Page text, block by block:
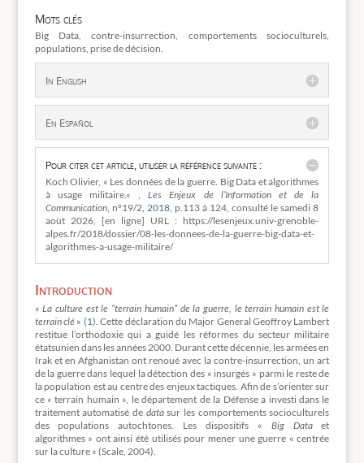
Mots clés
Big Data, contre-insurrection, comportements socioculturels,
populations, prise de décision.
In English
En Español
Pour citer cet article, utiliser la référence suivante :
Koch Olivier, « Les données de la guerre. Big Data et algorithmes
à usage militaire.« ,Les Enjeux de l’Information et de la
Communication, n°19/2, 2018, p.113 à 124, consulté lesamedi 8
aoùt 2026, [en ligne] URL : https://lesenjeux.univ-grenoble-
alpes.fr/2018/dossier/08-les-donnees-de-la-guerre-big-data-et-
algorithmes-a-usage-militaire/
Introduction
«La culture est le “terrain humain” de la guerre, le terrain humain est le
terrain clé» (1). Cette déclaration du Major General Geoffroy Lambert
restitue l’orthodoxie qui a guidé les réformes du secteur militaire
étatsunien dans les années 2000. Durant cette décennie, les armées en
Irak et en Afghanistan ont renoué avec la contre-insurrection, un art
de la guerre dans lequel la détection des « insurgés » parmi le reste de
la population est au centre des enjeux tactiques. Afin de s’orienter sur
ce « terrain humain », le département de la Défense a investi dans le
traitement automatisé de datasur les comportements socioculturels
des populations autochtones. Les dispositifs « Big Dataet
algorithmes » ont ainsi été utilisés pour mener une guerre « centrée
sur la culture » (Scale, 2004).